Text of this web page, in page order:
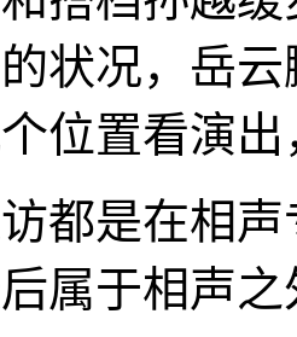
状况，岳
位置看演
是在相声
属于相声